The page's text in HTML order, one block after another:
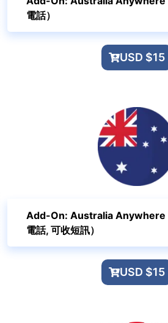
電話）
USD $15
Add-On: Australia Anywhere
電話, 可收短訊）
USD $15